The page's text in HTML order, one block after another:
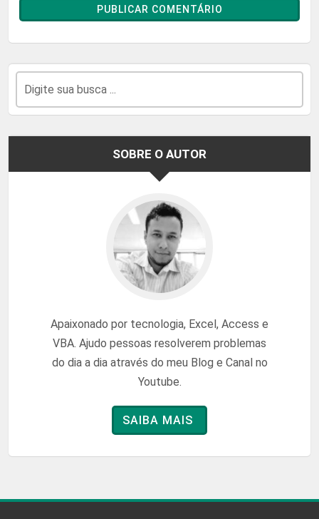
SOBRE O AUTOR
Apaixonado por tecnologia, Excel, Access e
VBA. Ajudo pessoas resolverem problemas
do dia a dia através do meu Blog e Canal no
Youtube.
SAIBA MAIS